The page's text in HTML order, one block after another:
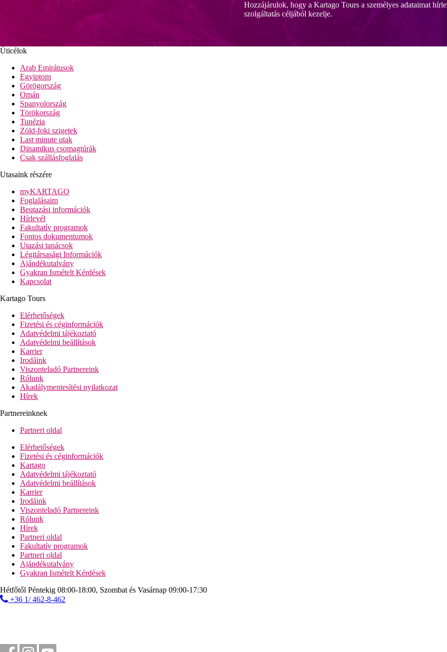
Hozzájárulok, hogy a Kartago Tours a személyes adataimat
szolgáltatás céljából kezelje.
Úticélok
Arab Emirátusok
Egyiptom
Görögország
Omán
Spanyolország
Törökország
Tunézia
Zöld-foki szigetek
Last minute utak
Dinamikus csomagtúrák
Csak szállásfoglalás
Utasaink részére
myKARTAGO
Foglalásaim
Beutazási információk
Hírlevél
Fakultatív programok
Fontos dokumentumok
Utazási tanácsok
Légitársasági Információk
Ajándékutalvány
Gyakran Ismételt Kérdések
Kapcsolat
Kartago Tours
Elérhetőségek
Fizetési és céginformációk
Adatvédelmi tájékoztató
Adatvédelmi beállítások
Karrier
Irodáink
Viszonteladó Partnereink
Rólunk
Akadálymentesítési nyilatkozat
Hírek
Partnereinknek
Partneri oldal
Elérhetőségek
Fizetési és céginformációk
Kartago
Adatvédelmi tájékoztató
Adatvédelmi beállítások
Karrier
Irodáink
Viszonteladó Partnereink
Rólunk
Hírek
Partneri oldal
Fakultatív programok
Partneri oldal
Ajándékutalvány
Gyakran Ismételt Kérdések
Hétfőtől Péntekig 08:00-18:00, Szombat és Vasárnap 09:00-17:30
+36 1/ 462-8-462